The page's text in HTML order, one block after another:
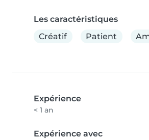
Les caractéristiques
Créatif
Patient
Expérience
< 1 an
Expérience avec